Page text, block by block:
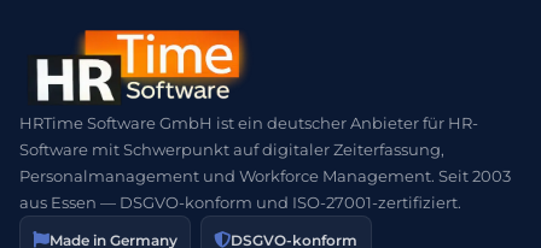
HRTime Software GmbH ist ein deutscher Anbieter für HR-
Software mit Schwerpunkt auf digitaler Zeiterfassung,
Personalmanagement und Workforce Management. Seit 2003
aus Essen — DSGVO-konform und ISO-27001-zertifiziert.
Made in Germany DSGVO-konform